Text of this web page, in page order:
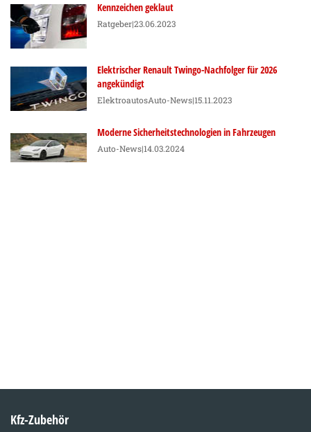
Kennzeichen geklaut
Ratgeber|23.06.2023
Elektrischer Renault Twingo-Nachfolger für 2026
angekündigt
ElektroautosAuto-News|15.11.2023
Moderne Sicherheitstechnologien in Fahrzeugen
Auto-News|14.03.2024
Kfz-Zubehör